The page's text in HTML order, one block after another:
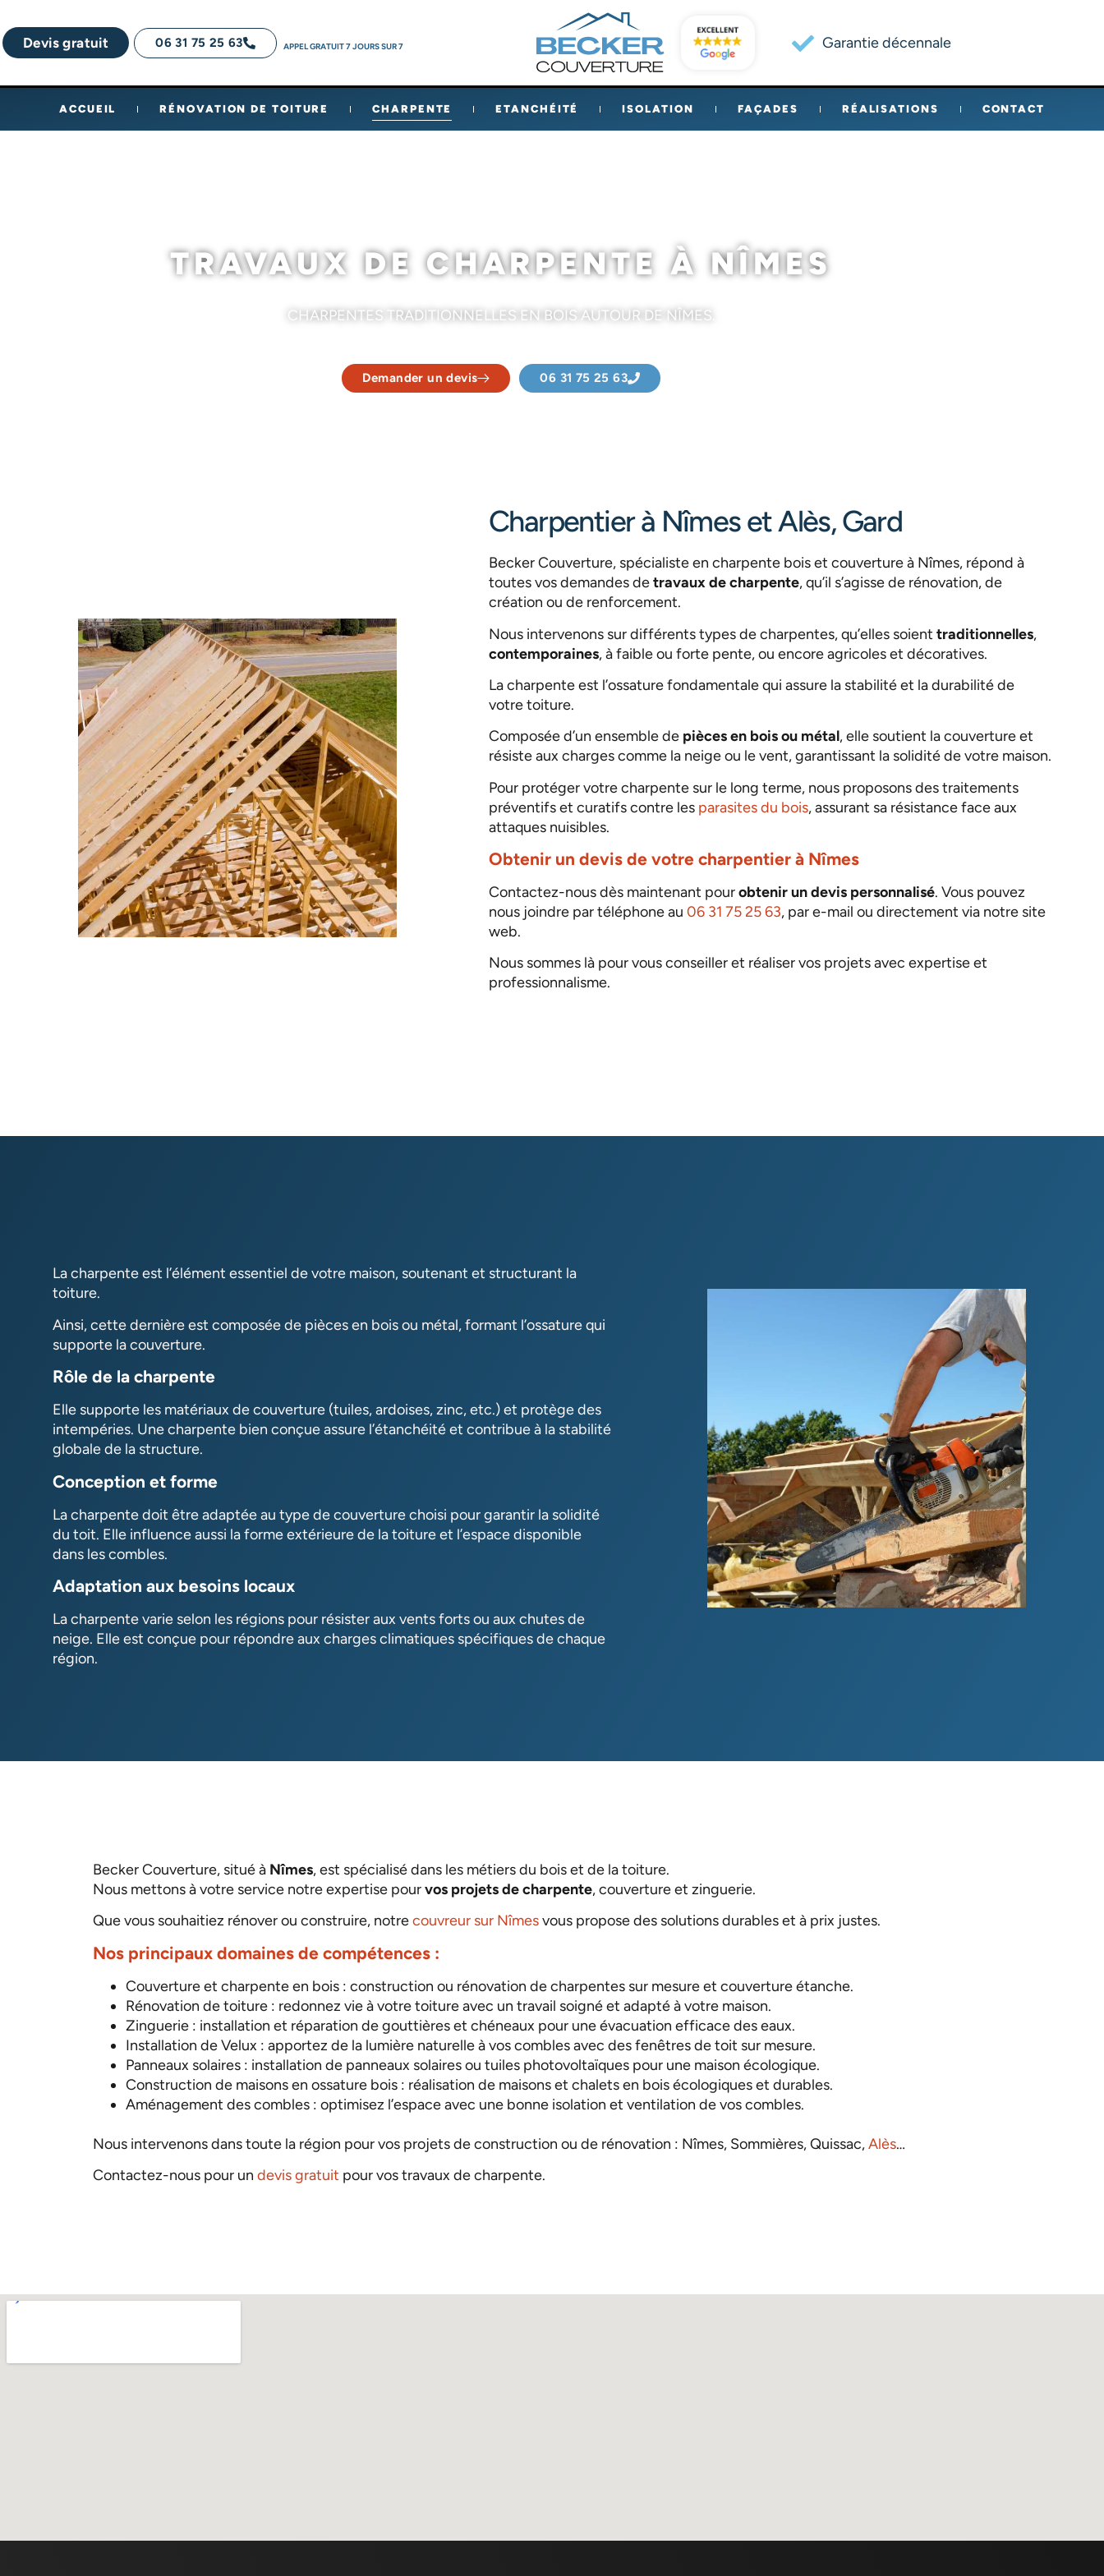
Devis gratuit 06 31 75 25 63 APPEL GRATUIT 7 JOURS SUR 7 Garantie décennale
ACCUEIL RÉNOVATION DE TOITURE CHARPENTE ETANCHÉITÉ ISOLATION FAÇADES RÉALISATIONS CONTACT
TRAVAUX DE CHARPENTE À NÎMES
CHARPENTES TRADITIONNELLES EN BOIS AUTOUR DE NÎMES.
Demander un devis 06 31 75 25 63
Charpentier à Nîmes et Alès, Gard
Becker Couverture, spécialiste en charpente bois et couverture à Nîmes, répond à
toutes vos demandes detravaux de charpente, qu’il s’agisse de rénovation, de
création ou de renforcement.
Nous intervenons sur différents types de charpentes, qu’elles soient traditionnelles,
contemporaines, à faible ou forte pente, ou encore agricoles et décoratives.
La charpente est l’ossature fondamentale qui assure la stabilité et la durabilité de
votre toiture.
Composée d’un ensemble de pièces en bois ou métal, elle soutient la couverture et
résiste aux charges comme la neige ou le vent, garantissant la solidité de votre maison.
Pour protéger votre charpente sur le long terme, nous proposons des traitements
préventifs et curatifs contre les parasites du bois, assurant sa résistance face aux
attaques nuisibles.
Obtenir un devis de votre charpentier à Nîmes
Contactez-nous dès maintenant pourobtenir un devis personnalisé. Vous pouvez
nous joindre par téléphone au 06 31 75 25 63, par e-mail ou directement via notre site
web.
Nous sommes là pour vous conseiller et réaliser vos projets avec expertise et
professionnalisme.
La charpente est l’élément essentiel de votre maison, soutenant et structurant la
toiture.
Ainsi, cette dernière est composée de pièces en bois ou métal, formant l’ossature qui
supporte la couverture.
Rôle de la charpente
Elle supporte les matériaux de couverture (tuiles, ardoises, zinc, etc.) et protège des
intempéries. Une charpente bien conçue assure l’étanchéité et contribue à la stabilité
globale de la structure.
Conception et forme
La charpente doit être adaptée au type de couverture choisi pour garantir la solidité
du toit. Elle influence aussi la forme extérieure de la toiture et l’espace disponible
dans les combles.
Adaptation aux besoins locaux
La charpente varie selon les régions pour résister aux vents forts ou aux chutes de
neige. Elle est conçue pour répondre aux charges climatiques spécifiques de chaque
région.
Becker Couverture, situé à Nîmes, est spécialisé dans les métiers du bois et de la toiture.
Nous mettons à votre service notre expertise pourvos projets de charpente, couverture et zinguerie.
Que vous souhaitiez rénover ou construire, notrecouvreur sur Nîmesvous propose des solutions durables et à prix justes.
Nos principaux domaines de compétences :
Couverture et charpente en bois : construction ou rénovation de charpentes sur mesure et couverture étanche.
Rénovation de toiture : redonnez vie à votre toiture avec un travail soigné et adapté à votre maison.
Zinguerie : installation et réparation de gouttières et chéneaux pour une évacuation efficace des eaux.
Installation de Velux : apportez de la lumière naturelle à vos combles avec des fenêtres de toit sur mesure.
Panneaux solaires : installation de panneaux solaires ou tuiles photovoltaïques pour une maison écologique.
Construction de maisons en ossature bois : réalisation de maisons et chalets en bois écologiques et durables.
Aménagement des combles : optimisez l’espace avec une bonne isolation et ventilation de vos combles.
Nous intervenons dans toute la région pour vos projets de construction ou de rénovation : Nîmes, Sommières, Quissac,Alès…
Contactez-nous pour undevis gratuit pour vos travaux de charpente.